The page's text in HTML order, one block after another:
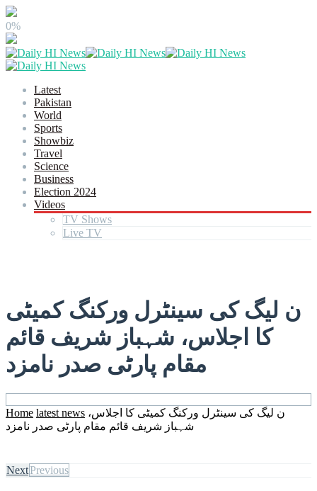
0%
Latest
Pakistan
World
Sports
Showbiz
Travel
Science
Business
Election 2024
Videos
TV Shows
Live TV
ن لیگ کی سینٹرل ورکنگ کمیٹی
کا اجلاس، شہباز شریف قائم
مقام پارٹی صدر نامزد
Home latest news ن لیگ کی سینٹرل ورکنگ کمیٹی کا اجلاس،
شہباز شریف قائم مقام پارٹی صدر نامزد
NextPrevious